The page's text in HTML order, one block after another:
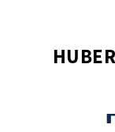
HUBERT